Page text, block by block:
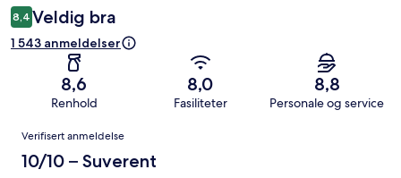
8,4 Veldig bra
1 543 anmeldelser
8,6
Renhold
8,0
Fasiliteter
8,8
Personale og service
Anmeldelser
Verifisert anmeldelse
10/10 – Suverent